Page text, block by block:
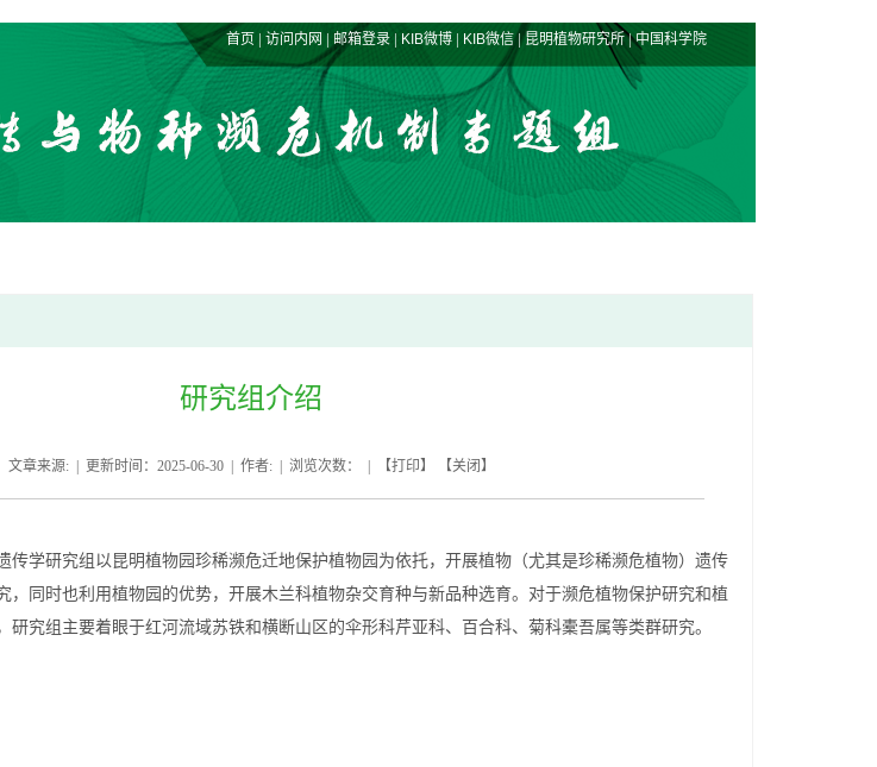
首页 | 访问内网 | 邮箱登录 | KIB微博 | KIB微信|昆明植物研究所|中国科学院
研究组介绍
文章来源: | 更新时间：2025-06-30 | 作者: | 浏览次数： | 【打印】 【关闭 】
传学研究组以昆明植物园珍稀濒危迁地保护植物园为依托，开展植物（尤其是珍稀濒危植物）遗传
，同时也利用植物园的优势，开展木兰科植物杂交育种与新品种选育。对于濒危植物保护研究和植
研究组主要着眼于红河流域苏铁和横断山区的伞形科芹亚科、百合科、菊科橐吾属等类群研究。